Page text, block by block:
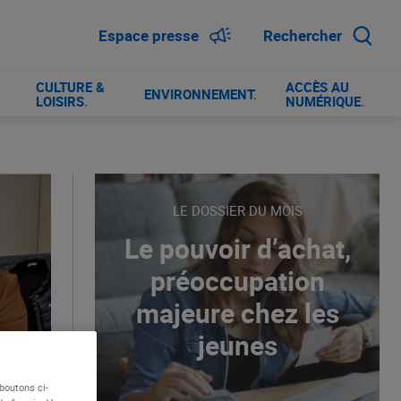
Espace presse Rechercher
CULTURE &
LOISIRS. ENVIRONNEMENT.
ACCÈS AU
NUMÉRIQUE.
LE DOSSIER DU MOIS
Le pouvoir d’achat,
préoccupation
majeure chez les
jeunes
ci-